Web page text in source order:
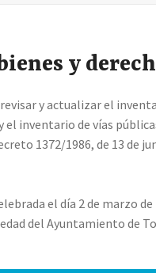
y
y actualizar el
inventario de vías
1372/1986, de 13 de
el día 2 de marzo
del Ayuntamiento de